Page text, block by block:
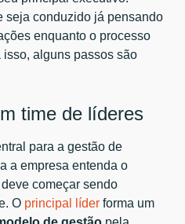
seja conduzido já pensando
enquanto o processo
alguns passos são
time de líderes
para a gestão de
a empresa entenda o
começar sendo
O principal líderforma um